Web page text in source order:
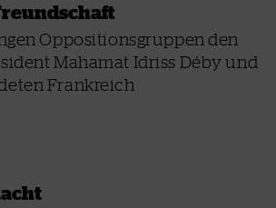
Oppositionsgruppen den
Mahamat Idriss Déby und
Frankreich